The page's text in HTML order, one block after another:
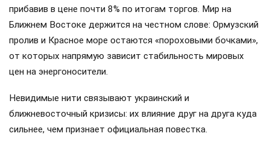
прибавив в цене почти 8% по итогам торгов. Мир на
Ближнем Востоке держится на честном слове: Ормузский
пролив и Красное море остаются «пороховыми бочками»,
от которых напрямую зависит стабильность мировых
цен на энергоносители.
Невидимые нити связывают украинский и
ближневосточный кризисы: их влияние друг на друга куда
сильнее, чем признает официальная повестка.